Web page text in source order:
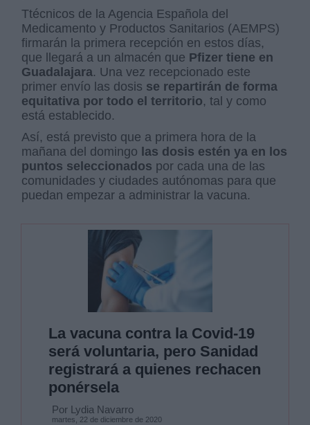
Ttécnicos de la Agencia Española del
Medicamento y Productos Sanitarios (AEMPS)
firmarán la primera recepción en estos días,
que llegará a un almacén que Pfizer tiene en
Guadalajara. Una vez recepcionado este
primer envío las dosis se repartirán de forma
equitativa por todo el territorio, tal y como
está establecido.
Así, está previsto que a primera hora de la
mañana del domingo las dosis estén ya en los
puntos seleccionados por cada una de las
comunidades y ciudades autónomas para que
puedan empezar a administrar la vacuna.
La vacuna contra la Covid-19
será voluntaria, pero Sanidad
registrará a quienes rechacen
ponérsela
Por Lydia Navarro
martes, 22 de diciembre de 2020